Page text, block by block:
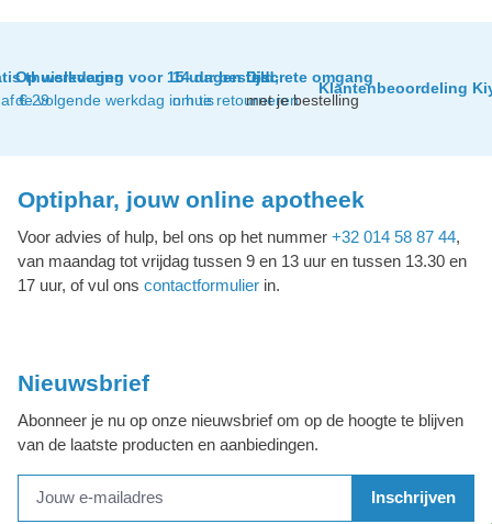
thuislevering
€ 29
Op werkdagen voor 15 uur besteld,
de volgende werkdag in huis
14 dagen tijd
om te retourneren
Discrete omgang
met je bestelling
Klantenbeoordeling
Optiphar, jouw online apotheek
Voor advies of hulp, bel ons op het nummer +32 014 58 87 44,
van maandag tot vrijdag tussen 9 en 13 uur en tussen 13.30 en
17 uur, of vul ons contactformulier in.
Nieuwsbrief
Abonneer je nu op onze nieuwsbrief om op de hoogte te blijven
van de laatste producten en aanbiedingen.
Inschrijven